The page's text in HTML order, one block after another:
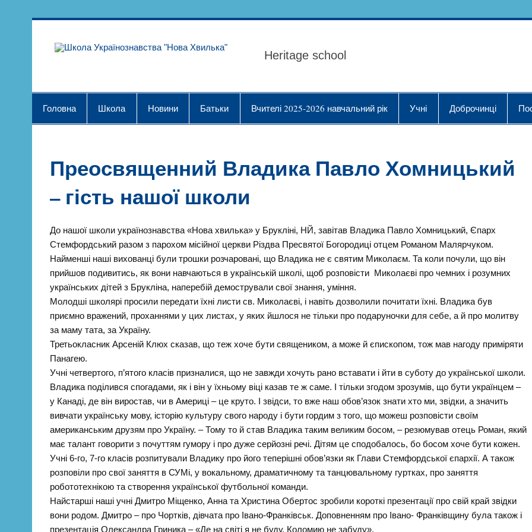
Школа Українознавства
Heritage school
Головна Школа Новини Батьки Вчителі 2025-2026 навчальний рік Учні Доброчинці
Преосвященний Владика Павло Хомницький
– гість нашої школи
До нашої школи українознавства «Нова хвилька» у Брукліні, НЙ, завітав Владика Павло Хомницький, Єпарх
Стемфордський разом з парохом місійної церкви Різдва Пресвятої Богородиці отцем Романом Малярчуком.
Найменші наші вихованці були трошки розчаровані, що Владика не є святим Миколаєм. Та коли почули, що він
прийшов подивитись, як вони навчаються в українській школі, щоб розповісти Миколаєві про чемних і розумних
українських дітей з Брукліна, наперебій демострували свої знання, уміння.
Молодші школярі просили передати їхні листи св. Миколаєві, і навіть дозволили почитати їхні. Владика був
приємно вражений, проханнями у цих листах, у яких йшлося не тільки про подаруночки для себе, а й про молитву
за маму тата, за Україну.
Третьокласник Арсеній Клюх сказав, що теж хоче бути священиком, а може й єпископом, тож мав нагоду приміряти
Панагею.
Учні четвертого, п’ятого класів призналися, що не завжди хочуть рано вставати і йти в суботу до української школи.
Владика поділився спогадами, як і він у їхньому віці казав те ж саме. І тільки згодом зрозумів, що бути українцем –
у Канаді, де він виростав, чи в Америці – це круто. І звідси, то вже наш обов’язок знати хто ми, звідки, а значить
вивчати українську мову, історію культуру свого народу і бути гордим з того, що можеш розповісти своїм
американським друзям про Україну. – Тому то й став Владика таким великим босом, – резюмував отець Роман, який
має талант говорити з почуттям гумору і про дуже серйозні речі. Дітям це сподобалось, бо босом хоче бути кожен.
Учні 6-го, 7-го класів розпитували Владику про його теперішні обов’язки як Глави Стемфордської єпархії. А також
розповіли про свої заняття в СУМі, у вокальному, драматичному та танцювальному гуртках, про заняття
робототехнікою та створення української футбольної команди.
Найстарші наші учні Дмитро Міщенко, Анна та Христина Обертос зробили короткі презентації про свій край звідки
вони родом. Дмитро – про Чортків, дівчата про Івано-Франківськ. Доповненням про Івано- Франківщину була також і
презентація Олександра Гриника – «Де на світі я не буду, Коломию не забуду».